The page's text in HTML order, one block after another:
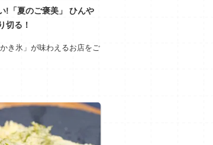
!「夏のご褒美」 ひんや
切る！
き氷」が味わえるお店をご